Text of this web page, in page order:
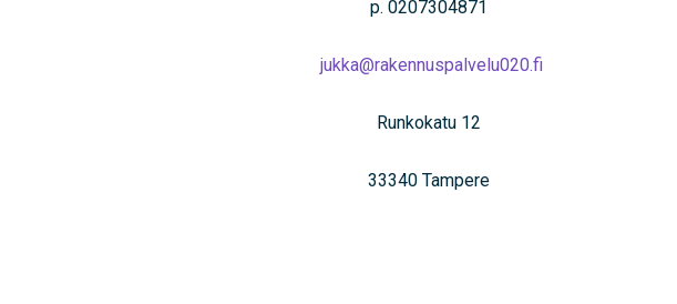
p. 0207304871
jukka@rakennuspalvelu020.fi
Runkokatu 12
33340 Tampere